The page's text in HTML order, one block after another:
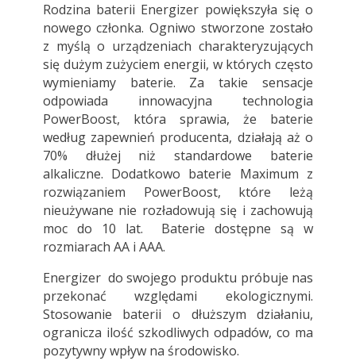
Rodzina baterii Energizer powiększyła się o
nowego członka. Ogniwo stworzone zostało
z myślą o urządzeniach charakteryzujących
się dużym zużyciem energii, w których często
wymieniamy baterie. Za takie sensacje
odpowiada innowacyjna technologia
PowerBoost, która sprawia, że baterie
według zapewnień producenta, działają aż o
70% dłużej niż standardowe baterie
alkaliczne. Dodatkowo baterie Maximum z
rozwiązaniem PowerBoost, które leżą
nieużywane nie rozładowują się i zachowują
moc do 10 lat. Baterie dostępne są w
rozmiarach AA i AAA.
Energizer do swojego produktu próbuje nas
przekonać względami ekologicznymi.
Stosowanie baterii o dłuższym działaniu,
ogranicza ilość szkodliwych odpadów, co ma
pozytywny wpływ na środowisko.